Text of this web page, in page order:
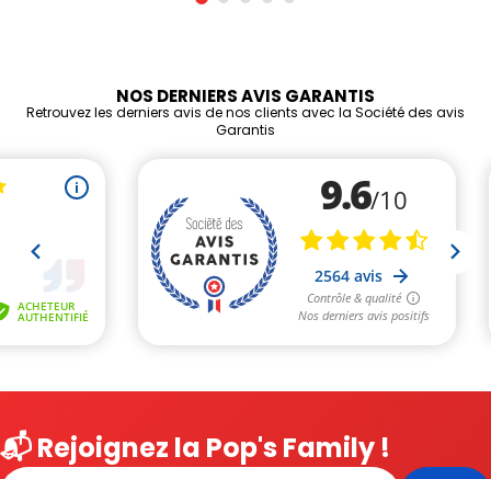
NOS DERNIERS AVIS GARANTIS
Retrouvez les derniers avis de nos clients avec la Société des avis
Garantis
📬 Rejoignez la Pop's Family !